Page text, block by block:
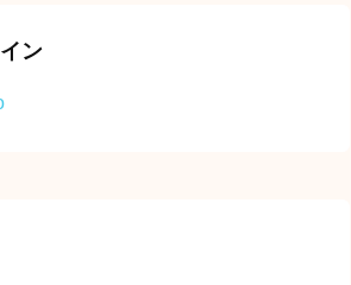
ン